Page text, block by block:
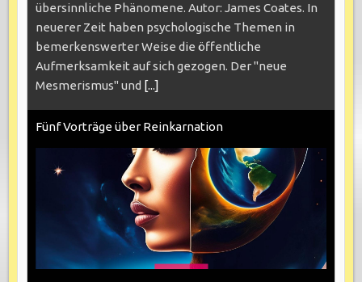
übersinnliche Phänomene. Autor: James Coates. In
neuerer Zeit haben psychologische Themen in
bemerkenswerter Weise die öffentliche
Aufmerksamkeit auf sich gezogen. Der "neue
Mesmerismus" und [...]
Fünf Vorträge über Reinkarnation